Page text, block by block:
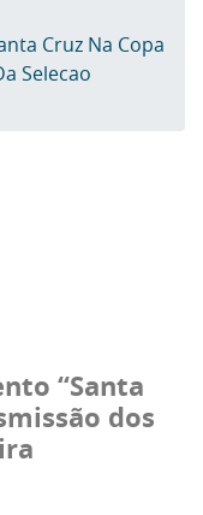
Cruz Na Copa
Selecao
“Santa
dos